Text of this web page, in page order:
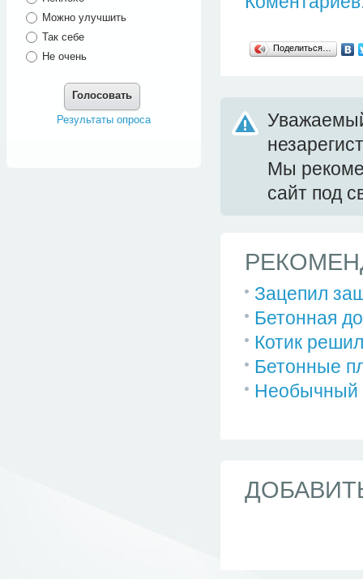
Поделиться…
Мы
сайт под
Зацепил
Бетонная
Котик
Бетонные
Необычный
Можно улучшить
Так себе
Не очень
Голосовать
Результаты опроса